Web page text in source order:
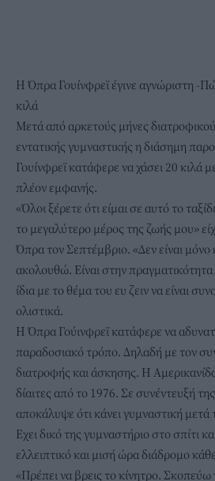
Η Όπρα Γουίνφρεϊ έγινε αγνώριστη -
κιλά
Μετά από αρκετούς μήνες
εντατικής γυμναστικής η διάσημη
Γουίνφρεϊ κατάφερε να χάσει 20 κιλά
πλέον εμφανής.
«Όλοι ξέρετε ότι είμαι σε αυτό το
το μεγαλύτερο μέρος της ζωής μου»
Όπρα τον Σεπτέμβριο. «Δεν είναι
ακολουθώ. Είναι στην
ίδια με το θέμα του ευ ζειν να είναι
ολιστικά.
Η Όπρα Γούινφρεϊ κατάφερε να
παραδοσιακό τρόπο. Δηλαδή με τον
διατροφής και άσκησης. Η Αμερικανίδα
δίαιτες από το 1976. Σε συνέντευξή
αποκάλυψε ότι κάνει γυμναστική
Εχει δικό της γυμναστήριο στο σπίτι
ελλειπτικό και μισή ώρα διάδρομο
«Πρέπει να βρεις το κίνητρο.